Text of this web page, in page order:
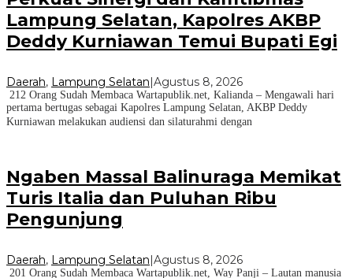
Lampung Selatan, Kapolres AKBP
Deddy Kurniawan Temui Bupati Egi
Daerah, Lampung Selatan Agustus 8, 2026
212 Orang Sudah Membaca Wartapublik.net, Kalianda – Mengawali hari
pertama bertugas sebagai Kapolres Lampung Selatan, AKBP Deddy
Kurniawan melakukan audiensi dan silaturahmi dengan
Ngaben Massal Balinuraga Memikat
Turis Italia dan Puluhan Ribu
Pengunjung
Daerah, Lampung Selatan|Agustus 8, 2026
201 Orang Sudah Membaca Wartapublik.net, Way Panji – Lautan manusia